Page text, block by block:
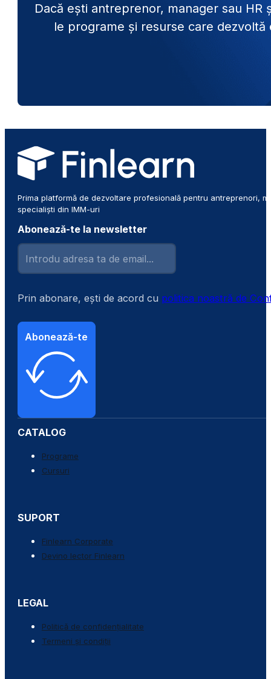
Dacă ești antreprenor, manager sau
le programe și resurse care
Prima platformă de dezvoltare profesională pentru antreprenori,
specialiști din IMM-uri
Abonează-te la newsletter
Prin abonare, ești de acord cu politica noastră de
Abonează-te
CATALOG
Programe
Cursuri
SUPORT
Finlearn Corporate
Devino lector Finlearn
LEGAL
Politică de confidențialitate
Termeni și condiții